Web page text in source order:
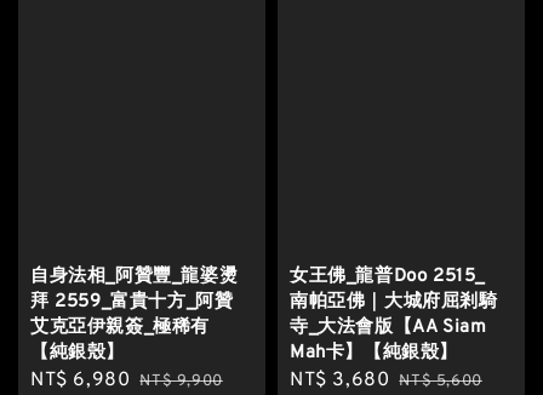
自身法相_阿贊豐_龍婆燙
拜 2559_富貴十方_阿贊
艾克亞伊親簽_極稀有
【純銀殼】
Sale
NT$ 6,980 Regular
NT$ 9,900
女王佛_龍普Doo 2515_
南帕亞佛｜大城府屈剎騎
寺_大法會版【AA Siam
Mah卡】【純銀殼】
Sale
NT$ 3,680 Regular
NT$ 5,600